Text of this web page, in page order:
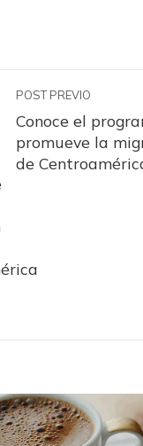
POST PREVIO
Conoce el
promueve la
de